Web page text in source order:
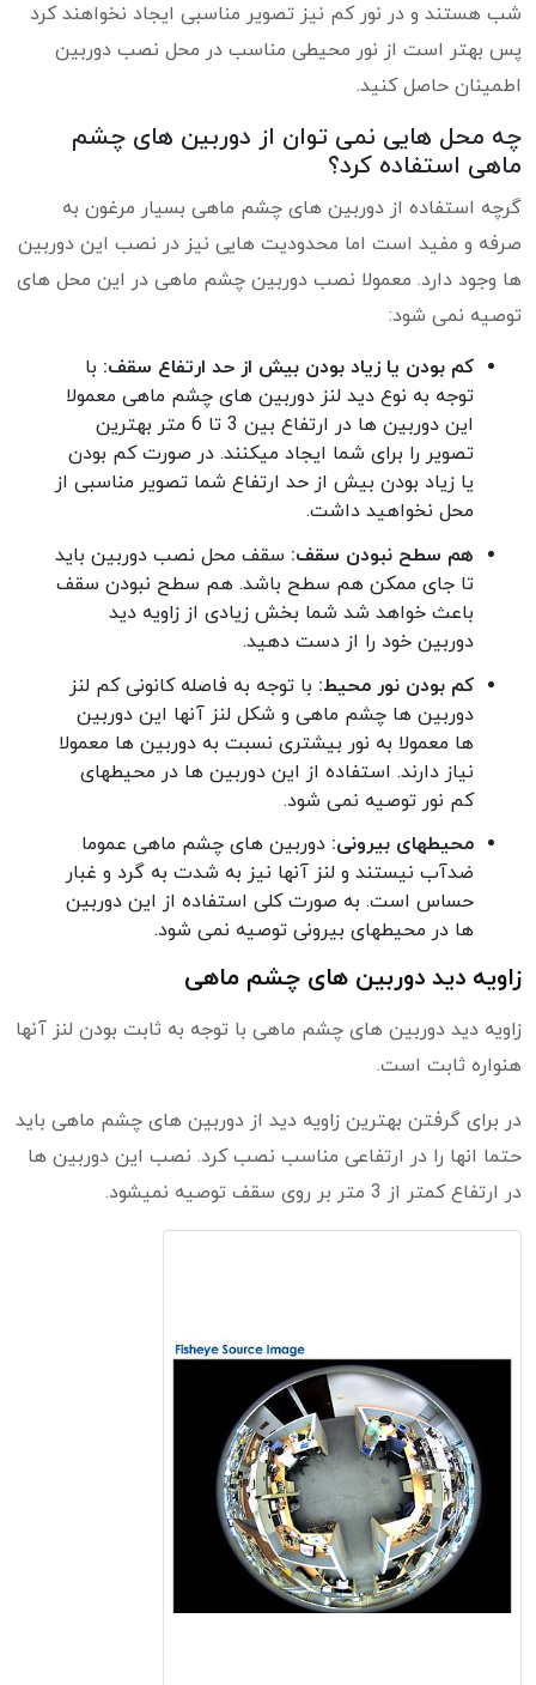
شب هستند و در نور کم نیز تصویر مناسبی ایجاد نخواهند کرد
پس بهتر است از نور محیطی مناسب در محل نصب دوربین
اطمینان حاصل کنید.
چه محل هایی نمی توان از دوربین های چشم
ماهی استفاده کرد؟
گرچه استفاده از دوربین های چشم ماهی بسیار مرغون به
صرفه و مفید است اما محدودیت هایی نیز در نصب این دوربین
ها وجود دارد. معمولا نصب دوربین چشم ماهی در این محل های
توصیه نمی شود:
کم بودن یا زیاد بودن بیش از حد ارتفاع سقف: با
توجه به نوع دید لنز دوربین های چشم ماهی معمولا
این دوربین ها در ارتفاع بین 3 تا 6 متر بهترین
تصویر را برای شما ایجاد میکنند. در صورت کم بودن
یا زیاد بودن بیش از حد ارتفاع شما تصویر مناسبی از
محل نخواهید داشت.
هم سطح نبودن سقف: سقف محل نصب دوربین باید
تا جای ممکن هم سطح باشد. هم سطح نبودن سقف
باعث خواهد شد شما بخش زیادی از زاویه دید
دوربین خود را از دست دهید.
کم بودن نور محیط: با توجه به فاصله کانونی کم لنز
دوربین ها چشم ماهی و شکل لنز آنها این دوربین
ها معمولا به نور بیشتری نسبت به دوربین ها معمولا
نیاز دارند. استفاده از این دوربین ها در محیطهای
کم نور توصیه نمی شود.
محیطهای بیرونی: دوربین های چشم ماهی عموما
ضدآب نیستند و لنز آنها نیز به شدت به گرد و غبار
حساس است. به صورت کلی استفاده از این دوربین
ها در محیطهای بیرونی توصیه نمی شود.
زاویه دید دوربین های چشم ماهی
زاویه دید دوربین های چشم ماهی با توجه به ثابت بودن لنز آنها
هنواره ثابت است.
در برای گرفتن بهترین زاویه دید از دوربین های چشم ماهی باید
حتما انها را در ارتفاعی مناسب نصب کرد. نصب این دوربین ها
در ارتفاع کمتر از 3 متر بر روی سقف توصیه نمیشود.